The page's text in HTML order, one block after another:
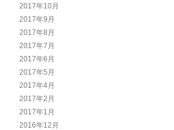
2017年10月
2017年9月
2017年8月
2017年7月
2017年6月
2017年5月
2017年4月
2017年2月
2017年1月
2016年12月